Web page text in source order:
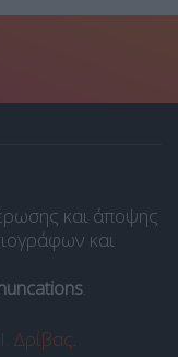
και άποψης
και
.
Δρίβας.